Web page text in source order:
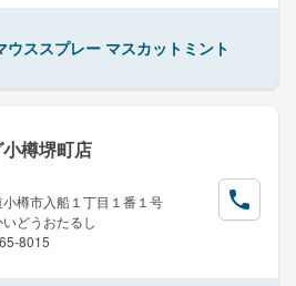
ウススプレー マスカットミント
樽堺町店
樽市入船１丁目１番１号
どうおたるし
8015